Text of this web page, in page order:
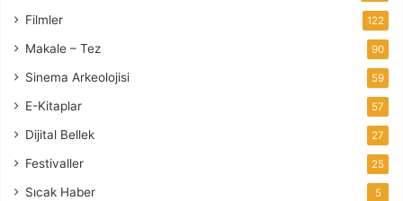
Filmler 122
Makale – Tez 90
Sinema Arkeolojisi 59
E-Kitaplar 57
Dijital Bellek 27
Festivaller 25
Sıcak Haber 5